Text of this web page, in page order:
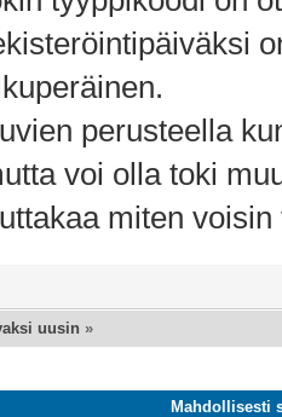
perusteella
voi olla toki
miten
uusin »
Mahdollisesti